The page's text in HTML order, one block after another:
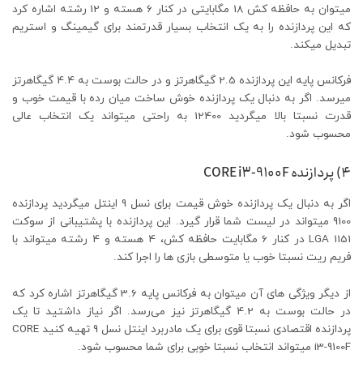
میتوان به حافظه کش 18 مگابایتی در کنار 6 هسته و 12 رشته اشاره کرد
که این پردازنده را به یک انتخاب بسیار قدرتمند برای گیمینگ و استریم
تبدیل میکند.
فرکانس پایه این پردازنده 2.5 گیگاهرتز و در حالت بوست به 4.4 گیگاهرتز
میرسد. اگر به دنبال یک پردازنده خوش ساخت میان رده با قیمت خوب و
قدرت نسبتا بالا میگردید 12400 به راحتی میتواند یک انتخاب عالی
محسوب شود.
۴) پردازنده CORE i3-9100F
اگر به دنبال یک پردازنده خوش قیمت برای نسل 9 اینتل میگردید پردازنده
9100 میتواند در لیست شما قرار گیرد. این پردازنده با پشتیبانی از سوکت
LGA 1151 در کنار 6 مگابایت حافظه کش، 4 هسته و 4 رشته میتواند با
فریم ریت نسبتا خوب یا متوسطی بازی ها را اجرا کند.
از دیگر ویژگی های آن میتوان به فرکانس پایه 3.6 گیگاهرتز اشاره کرد که
در حالت بوست به 4.2 گیگاهرتز نیز می‌رسد. اگر نیاز داشتید تا یک
پردازنده اقتصادی نسبتا قوی برای یک مادربرد اینتل نسل 9 تهیه کنید CORE
i3-9100F میتواند انتخاب نسبتا خوبی برای شما محسوب شود.